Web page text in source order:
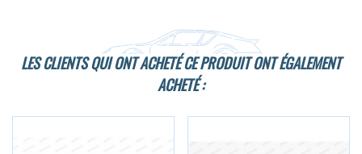
LES CLIENTS QUI ONT ACHETÉ CE PRODUIT ONT ÉGALEMENT
ACHETÉ :